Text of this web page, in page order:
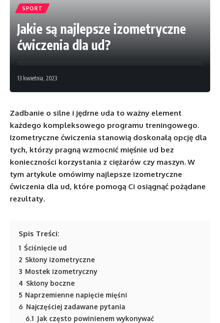
SPORT
Jakie są najlepsze izometryczne
ćwiczenia dla ud?
13 kwietnia, 2023
Zadbanie o silne i jędrne uda to ważny element
każdego kompleksowego programu treningowego.
Izometryczne ćwiczenia stanowią doskonałą opcję dla
tych, którzy pragną wzmocnić mięśnie ud bez
konieczności korzystania z ciężarów czy maszyn. W
tym artykule omówimy najlepsze izometryczne
ćwiczenia dla ud, które pomogą Ci osiągnąć pożądane
rezultaty.
Spis Treści:
1 Ściśnięcie ud
2 Skłony izometryczne
3 Mostek izometryczny
4 Skłony boczne
5 Naprzemienne napięcie mięśni
6 Najczęściej zadawane pytania
6.1 Jak często powinienem wykonywać